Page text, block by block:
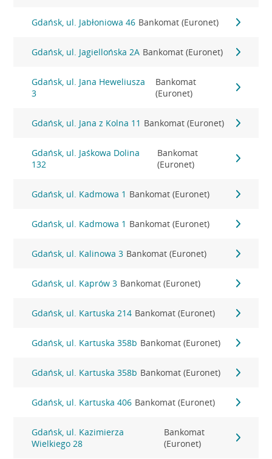
Gdańsk, ul. Jabłoniowa 46 Bankomat (Euronet)
Gdańsk, ul. Jagiellońska 2A Bankomat (Euronet)
Gdańsk, ul. Jana Heweliusza
3
Bankomat
(Euronet)
Gdańsk, ul. Jana z Kolna 11 Bankomat (Euronet)
Gdańsk, ul. Jaśkowa Dolina
132
Bankomat
(Euronet)
Gdańsk, ul. Kadmowa 1 Bankomat (Euronet)
Gdańsk, ul. Kadmowa 1 Bankomat (Euronet)
Gdańsk, ul. Kalinowa 3 Bankomat (Euronet)
Gdańsk, ul. Kaprów 3 Bankomat (Euronet)
Gdańsk, ul. Kartuska 214 Bankomat (Euronet)
Gdańsk, ul. Kartuska 358b Bankomat (Euronet)
Gdańsk, ul. Kartuska 358b Bankomat (Euronet)
Gdańsk, ul. Kartuska 406 Bankomat (Euronet)
Gdańsk, ul. Kazimierza
Wielkiego 28
Bankomat
(Euronet)